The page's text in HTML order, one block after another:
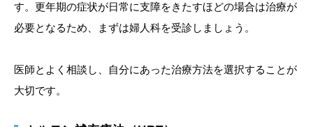
す。更年期の症状が日常に支障をきたすほどの場合は治療が
必要となるため、まずは婦人科を受診しましょう。
医師とよく相談し、自分にあった治療方法を選択することが
大切です。